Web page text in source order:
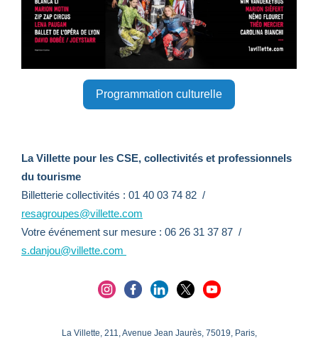
Programmation culturelle
La Villette pour les CSE, collectivités et professionnels
du tourisme
Billetterie collectivités : 01 40 03 74 82 /
resagroupes@villette.com
Votre événement sur mesure : 06 26 31 37 87 /
s.danjou@villette.com
La Villette, 211, Avenue Jean Jaurès, 75019, Paris,